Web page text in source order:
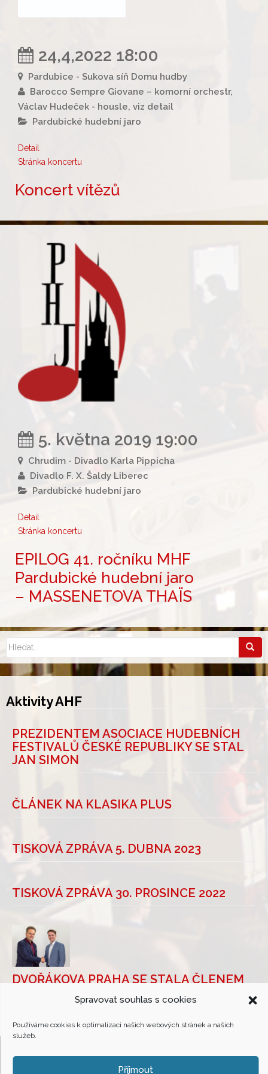
Spravovat souhlas s cookies
Používáme cookies k optimalizaci našich webových stránek a našich
služeb.
Příjmout
24,4,2022 18:00
Pardubice - Sukova síň Domu hudby
Barocco Sempre Giovane – komorní orchestr,
Václav Hudeček - housle, viz detail
Pardubické hudební jaro
Detail
Stránka koncertu
Koncert vítězů
5. května 2019 19:00
Chrudim - Divadlo Karla Pippicha
Divadlo F. X. Šaldy Liberec
Pardubické hudební jaro
Detail
Stránka koncertu
EPILOG 41. ročníku MHF
Pardubické hudební jaro
– MASSENETOVA THAÏS
Aktivity AHF
PREZIDENTEM ASOCIACE HUDEBNÍCH
FESTIVALŮ ČESKÉ REPUBLIKY SE STAL
JAN SIMON
ČLÁNEK NA KLASIKA PLUS
TISKOVÁ ZPRÁVA 5. DUBNA 2023
TISKOVÁ ZPRÁVA 30. PROSINCE 2022
DVOŘÁKOVA PRAHA SE STALA ČLENEM
ASOCIACE HUDEBNÍCH FESTIVALŮ ČR